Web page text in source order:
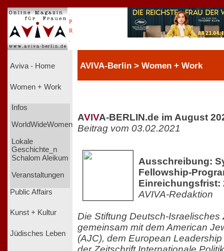
P
R
Aviva - Home
Women + Work
Infos
WorldWideWomen
Lokale
Geschichte_n
Schalom Aleikum
Veranstaltungen
Public Affairs
Kunst + Kultur
Jüdisches Leben
AVIVA-Berlin > Women + Work
AVIVA-BERLIN.de im August
Beitrag vom 03.02.2021
Ausschreibung:
Fellowship-
Einreichungsfrist:
AVIVA-Redaktion
Die Stiftung Deutsch-Israelisches
gemeinsam mit dem American
(AJC), dem European